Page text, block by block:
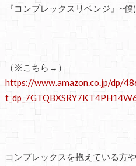
『コンプレックスリベンジ』~
（※こちら→）
https://www.amazon.co.jp/dp/
コンプレックスを抱えている方